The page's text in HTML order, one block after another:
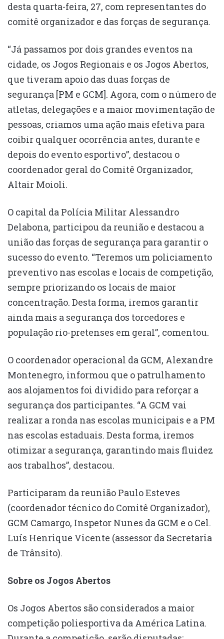
desta quarta-feira, 27, com representantes do
comitê organizador e das forças de segurança.
“Já passamos por dois grandes eventos na
cidade, os Jogos Regionais e os Jogos Abertos,
que tiveram apoio das duas forças de
segurança [PM e GCM]. Agora, com o número de
atletas, delegações e a maior movimentação de
pessoas, criamos uma ação mais efetiva para
coibir qualquer ocorrência antes, durante e
depois do evento esportivo”, destacou o
coordenador geral do Comitê Organizador,
Altair Moioli.
O capital da Polícia Militar Alessandro
Delabona, participou da reunião e destacou a
união das forças de segurança para garantir o
sucesso do evento. “Teremos um policiamento
preventivo nas escolas e locais de competição,
sempre priorizando os locais de maior
concentração. Desta forma, iremos garantir
ainda mais a segurança dos torcedores e
população rio-pretenses em geral”, comentou.
O coordenador operacional da GCM, Alexandre
Montenegro, informou que o patrulhamento
aos alojamentos foi dividido para reforçar a
segurança dos participantes. “A GCM vai
realizar a ronda nas escolas municipais e a PM
nas escolas estaduais. Desta forma, iremos
otimizar a segurança, garantindo mais fluidez
aos trabalhos”, destacou.
Participaram da reunião Paulo Esteves
(coordenador técnico do Comitê Organizador),
GCM Camargo, Inspetor Nunes da GCM e o Cel.
Luís Henrique Vicente (assessor da Secretaria
de Trânsito).
Sobre os Jogos Abertos
Os Jogos Abertos são considerados a maior
competição poliesportiva da América Latina.